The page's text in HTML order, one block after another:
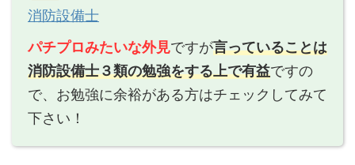
消防設備士
パチプロみたいな外見ですが言っていることは
消防設備士３類の勉強をする上で有益ですの
で、お勉強に余裕がある方はチェックしてみて
下さい！